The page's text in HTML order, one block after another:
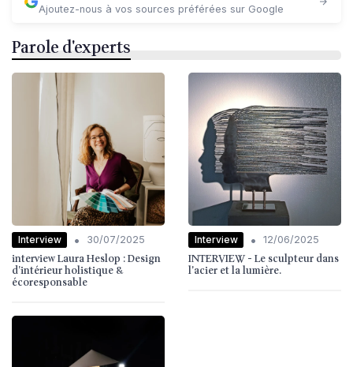
Ajoutez-nous à vos sources préférées sur Google
Parole d'experts
Interview • 30/07/2025
interview Laura Heslop : Design
d’intérieur holistique &
écoresponsable
Interview • 12/06/2025
INTERVIEW - Le sculpteur dans
l'acier et la lumière.